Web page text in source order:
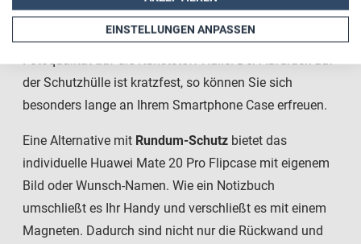
Schäden durch Herunterfallen vermeidet. Ihr
Wunschmotiv drucken wir in brillant glänzender
der Schutzhülle ist kratzfest, so können Sie sich
besonders lange an Ihrem Smartphone Case erfreuen.
Eine Alternative mit Rundum-Schutz bietet das
individuelle Huawei Mate 20 Pro Flipcase mit eigenem
Bild oder Wunsch-Namen. Wie ein Notizbuch
umschließt es Ihr Handy und verschließt es mit einem
Magneten. Dadurch sind nicht nur die Rückwand und
EINSTELLUNGEN ANPASSEN